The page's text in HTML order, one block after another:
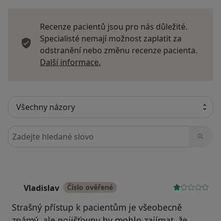
Recenze pacientů jsou pro nás důležité.
Specialisté nemají možnost zaplatit za
odstranění nebo změnu recenze pacienta.
Další informace.
Hledejte v názorech
Vladislav Číslo ověřené
Strašný přístup k pacientům je všeobecně